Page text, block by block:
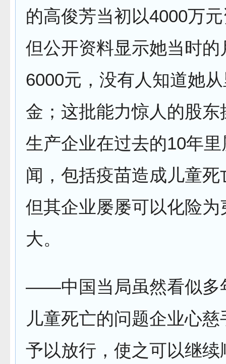
的高俊芳当初以4000万
但公开资料显示她当时的
6000元，没有人知道她
金；这批能力惊人的股东
生产企业在过去的10年
闻，包括疫苗造成儿童死
但其企业屡屡可以化险为
大。
——中国当局虽然看似多
儿童死亡的问题企业心
予以放行，使之可以继续